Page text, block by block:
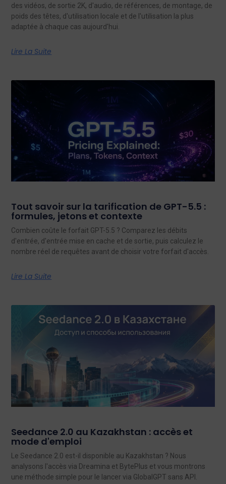
des vidéos, de sortie 2K, d'audio, de références, de montage, de
poids des têtes, d'utilisation locale et de l'utilisation la plus
adaptée à chaque cas aujourd'hui.
Lire La Suite
Tout savoir sur la tarification de GPT-5.5 :
formules, jetons et contexte
Combien coûte le forfait GPT-5.5 ? Comparez les débits
d'entrée, d'entrée mise en cache et de sortie, puis calculez le
nombre réel de requêtes avant de choisir votre forfait d'accès.
Lire La Suite
Seedance 2.0 au Kazakhstan : accès et
mode d'emploi
Le Seedance 2.0 est-il disponible au Kazakhstan ? Nous
analysons l'accès via Dreamina et BytePlus et vous montrons
une méthode simple pour le lancer via GlobalGPT sans API.